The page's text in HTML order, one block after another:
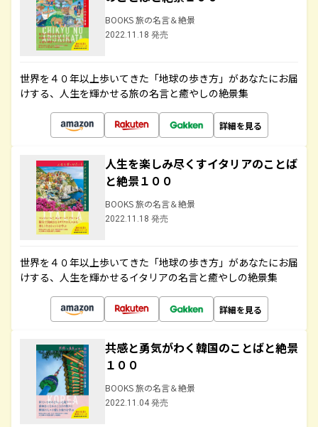
BOOKS 旅の名言＆絶景
2022.11.18 発売
世界を４０年以上歩いてきた「地球の歩き方」があなたにお届
けする、人生を輝かせる旅の名言と癒やしの絶景集
詳細を見る
人生を楽しみ尽くすイタリアのことば
と絶景１００
BOOKS 旅の名言＆絶景
2022.11.18 発売
世界を４０年以上歩いてきた「地球の歩き方」があなたにお届
けする、人生を輝かせるイタリアの名言と癒やしの絶景集
詳細を見る
共感と勇気がわく韓国のことばと絶景
１００
BOOKS 旅の名言＆絶景
2022.11.04 発売